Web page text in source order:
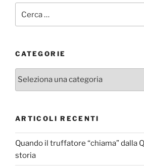
CATEGORIE
Categorie
ARTICOLI RECENTI
Quando il truffatore “chiama” dalla
storia